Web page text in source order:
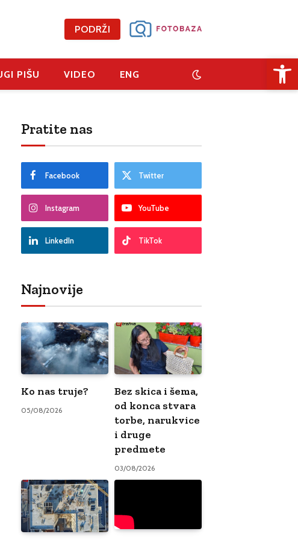
PODRŽI
PIŠU VIDEO ENG
Pratite nas
Facebook Twitter
Instagram YouTube
LinkedIn TikTok
Najnovije
Ko nas truje?
05/08/2026
Bez skica i šema,
od konca stvara
torbe, narukvice
i druge
predmete
03/08/2026